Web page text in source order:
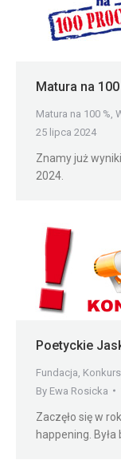
Matura na
Matura na 100 %
25 lipca 2024
Znamy już
2024.
Poetyckie
Fundacja
By Ewa Rosicka
Zaczęło się w
happening.